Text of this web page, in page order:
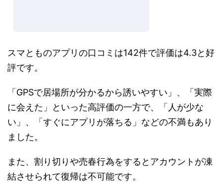
スマとものアプリの口コミは142件で評価は4.3と好
評です。
「GPSで居場所が分かるから誘いやすい」、「実際
に会えた」といった高評価の一方で、「人が少な
い」、「すぐにアプリが落ちる」などの不満もあり
ました。
また、割り切りや売春行為をするとアカウントが凍
結させられて復帰は不可能です。